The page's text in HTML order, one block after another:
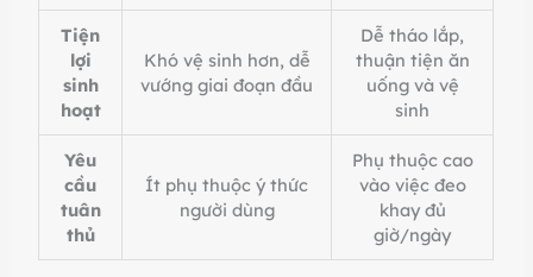
Tiện
lợi
sinh
hoạt
Khó vệ sinh hơn, dễ
vướng giai đoạn đầu
Dễ tháo lắp,
thuận tiện ăn
uống và vệ
sinh
Yêu
cầu
tuân
thủ
Ít phụ thuộc ý thức
người dùng
Phụ thuộc cao
vào việc đeo
khay đủ
giờ/ngày